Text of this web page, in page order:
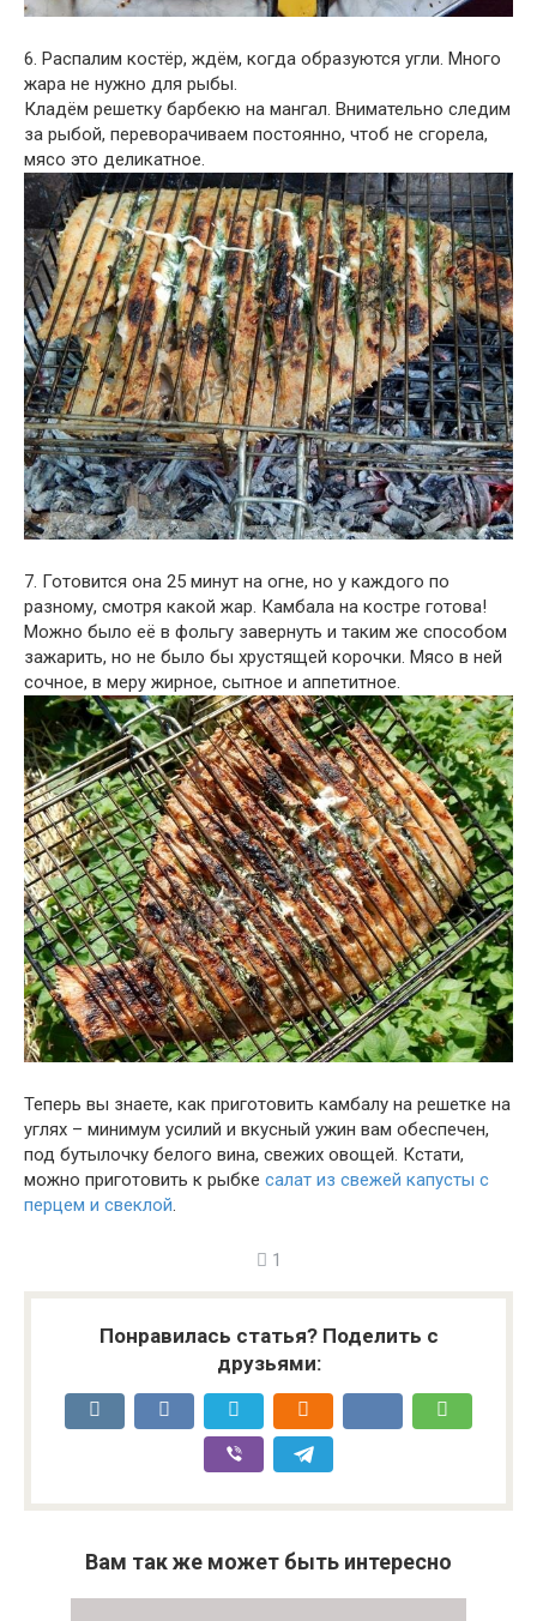
6. Распалим костёр, ждём, когда образуются угли. Много
жара не нужно для рыбы.
Кладём решетку барбекю на мангал. Внимательно следим
за рыбой, переворачиваем постоянно, чтоб не сгорела,
мясо это деликатное.
7. Готовится она 25 минут на огне, но у каждого по
разному, смотря какой жар. Камбала на костре готова!
Можно было её в фольгу завернуть и таким же способом
зажарить, но не было бы хрустящей корочки. Мясо в ней
сочное, в меру жирное, сытное и аппетитное.
Теперь вы знаете, как приготовить камбалу на решетке на
углях – минимум усилий и вкусный ужин вам обеспечен,
под бутылочку белого вина, свежих овощей. Кстати,
можно приготовить к рыбке салат из свежей капусты с
перцем и свеклой
1
Понравилась статья? Поделить с
друзьями:
Вам так же может быть интересно